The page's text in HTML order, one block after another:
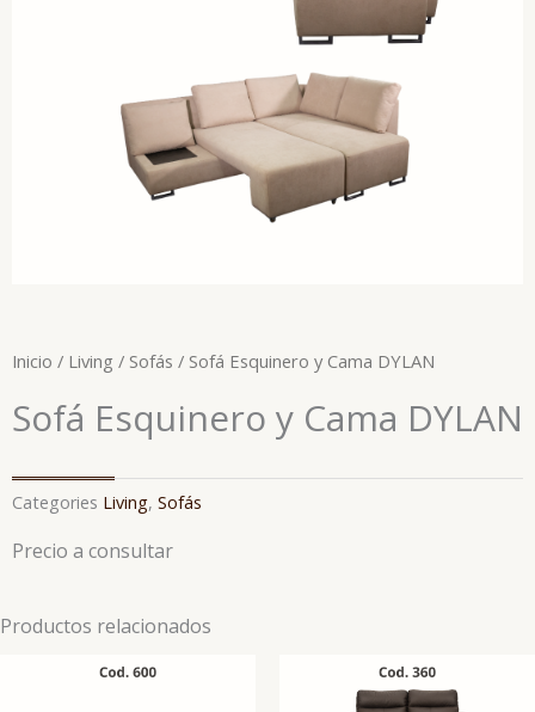
Inicio / Living / Sofás / Sofá Esquinero y Cama DYLAN
Sofá Esquinero y Cama DYLAN
Categories Living, Sofás
Precio a consultar
Productos relacionados